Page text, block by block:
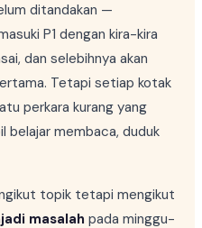
ditandakan —
P1 dengan kira-kira
dan selebihnya akan
Tetapi setiap kotak
perkara kurang yang
belajar membaca, duduk
topik tetapi mengikut
masalah pada minggu-